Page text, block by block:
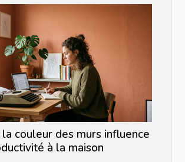
couleur des murs influence
à la maison